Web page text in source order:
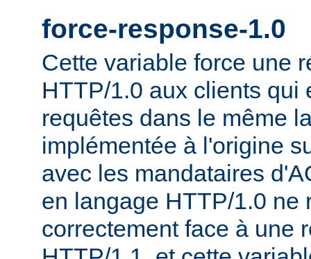
force-response-1.0
Cette variable force une
HTTP/1.0 aux clients qui
requêtes dans le même
implémentée à l'origine
avec les mandataires
en langage HTTP/1.0 ne
correctement face à une